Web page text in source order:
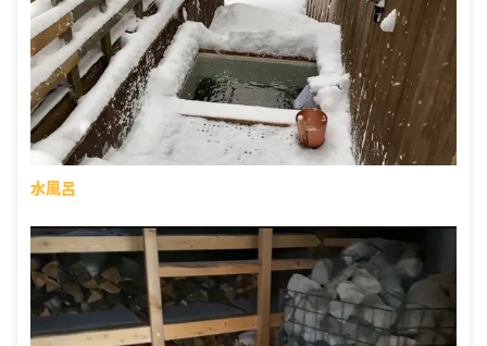
水風呂